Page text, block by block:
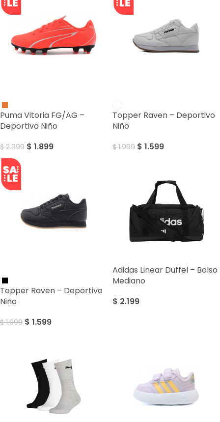
Puma Vitoria FG/AG –
Deportivo Niño
$2.999 $ 1.899
Topper Raven – Deportivo
Niño
$1.999 $ 1.599
Topper Raven – Deportivo
Niño
$1.999 $ 1.599
Adidas Linear Duffel – Bolso
Mediano
$ 2.199